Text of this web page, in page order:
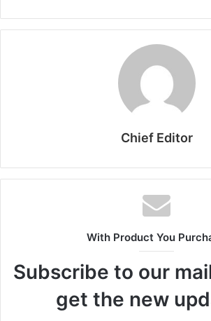
Chief Editor
With Product You
Subscribe to our
get the new